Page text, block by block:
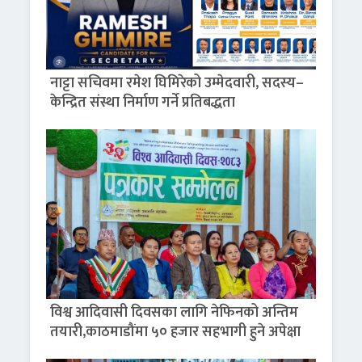
नाट्टा सचिवमा रमेश घिमिरेको उम्मेदवारी, सदस्य–
केन्द्रित संस्था निर्माण गर्ने प्रतिबद्धता
विश्व आदिवासी दिवसका लागि नेफिनको अन्तिम
तयारी,काठमाडौंमा ५० हजार सहभागी हुने अपेक्षा